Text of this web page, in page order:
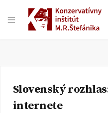
Slovenský
internete